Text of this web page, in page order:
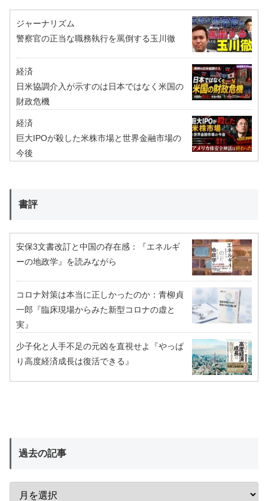
ジャーナリズム
警察官の正当な職務執行を罵倒する玉川徹
経済
日米協調介入が示すのは日本ではなく米国の
財政危機
経済
巨大IPOが殺した米株市場と世界金融市場の
今後
書評
安保3文書改訂と中国の存在感：『エネルギ
ーの地政学』を読みながら
コロナ対策は本当に正しかったのか：青柳貞
一郎『臨床現場からみた新型コロナの虚と
実』
少子化と人手不足の元凶を直視せよ『やっぱ
り高度経済成長は復活できる』
過去の記事